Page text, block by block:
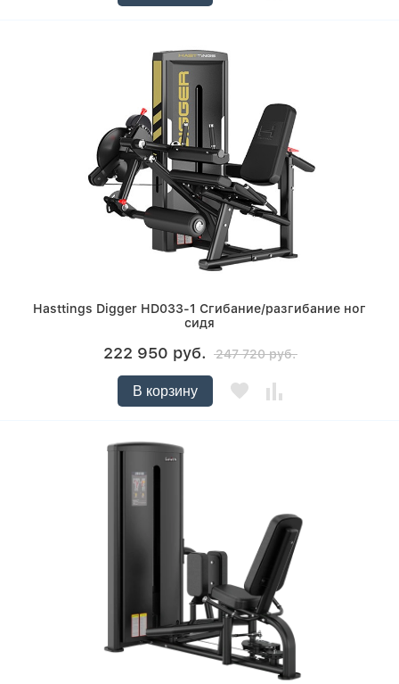
Hasttings Digger HD033-1 Сгибание/разгибание ног
сидя
222 950 руб. 247 720 руб.
В корзину